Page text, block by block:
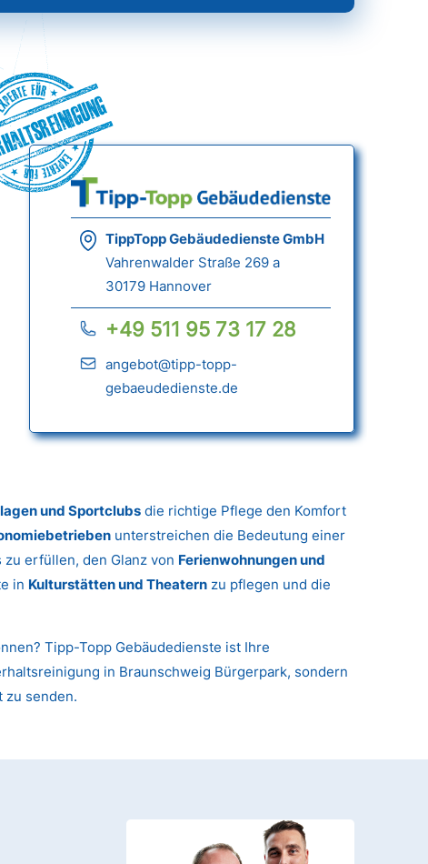
TippTopp Gebäudedienste GmbH
Vahrenwalder Straße 269 a
30179 Hannover
+49 511 95 73 17 28
angebot@tipp-topp-
gebaeudedienste.de
und Sportclubs die richtige Pflege den Komfort
unterstreichen die Bedeutung einer
erfüllen, den Glanz von Ferienwohnungen und
in Kulturstätten und Theatern zu pflegen und die
Tipp-Topp Gebäudedienste ist Ihre
in Braunschweig Bürgerpark, sondern
zu senden.